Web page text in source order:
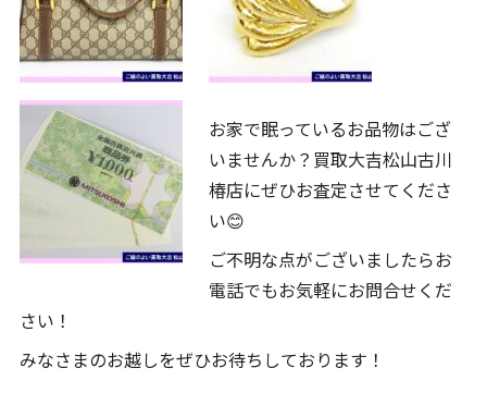
お家で眠っているお品物はござ
いませんか？買取大吉松山古川
椿店にぜひお査定させてくださ
い😊
ご不明な点がございましたらお
電話でもお気軽にお問合せくだ
さい！
みなさまのお越しをぜひお待ちしております！